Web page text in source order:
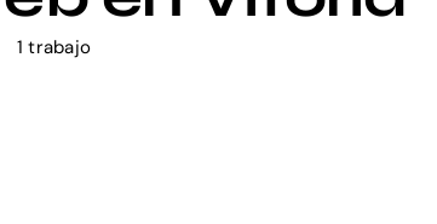
1 trabajo